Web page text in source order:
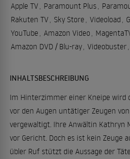
Apple TV Paramount Plus
Rakuten TV Sky Store Videoload
YouTube
Amazon Video
Amazon DVD / Blu-ray Videobuster
INHALTSBESCHREIBUNG
Im Hinterzimmer einer Kneipe wird
vor den Augen untätiger Zeugen
vergewaltigt. Ihre Anwältin Kathryn
vor Gericht. Doch es ist kein Zeuge
übler Ruf stützt die Aussage der